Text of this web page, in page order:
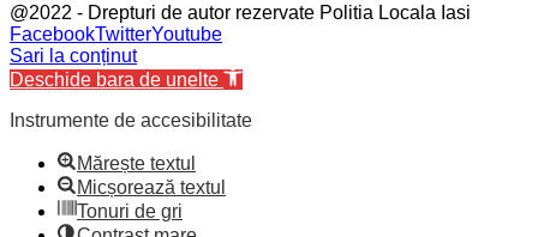
@2022 - Drepturi de autor rezervate Politia Locala Iasi
FacebookTwitterYoutube
Sari la conținut
Deschide bara de unelte
Instrumente de accesibilitate
Mărește textul
Micșorează textul
Tonuri de gri